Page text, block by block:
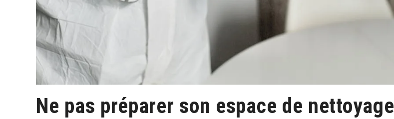
Ne pas préparer son espace de nettoyage